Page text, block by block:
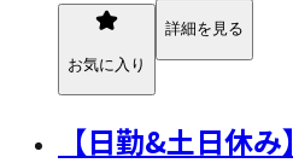
お気に入り
詳細を見る
【日勤&土日休